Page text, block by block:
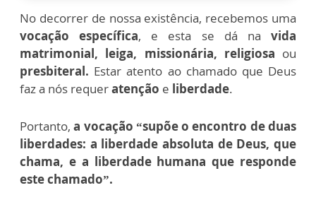
No decorrer de nossa existência, recebemos uma
vocação específica, e esta se dá navida
matrimonial, leiga, missionária, religiosa ou
presbiteral. Estar atento ao chamado que Deus
faz a nós requeratenção e liberdade.
Portanto, a vocação “supõe o encontro de duas
liberdades: a liberdade absoluta de Deus, que
chama, e a liberdade humana que responde
este chamado”.